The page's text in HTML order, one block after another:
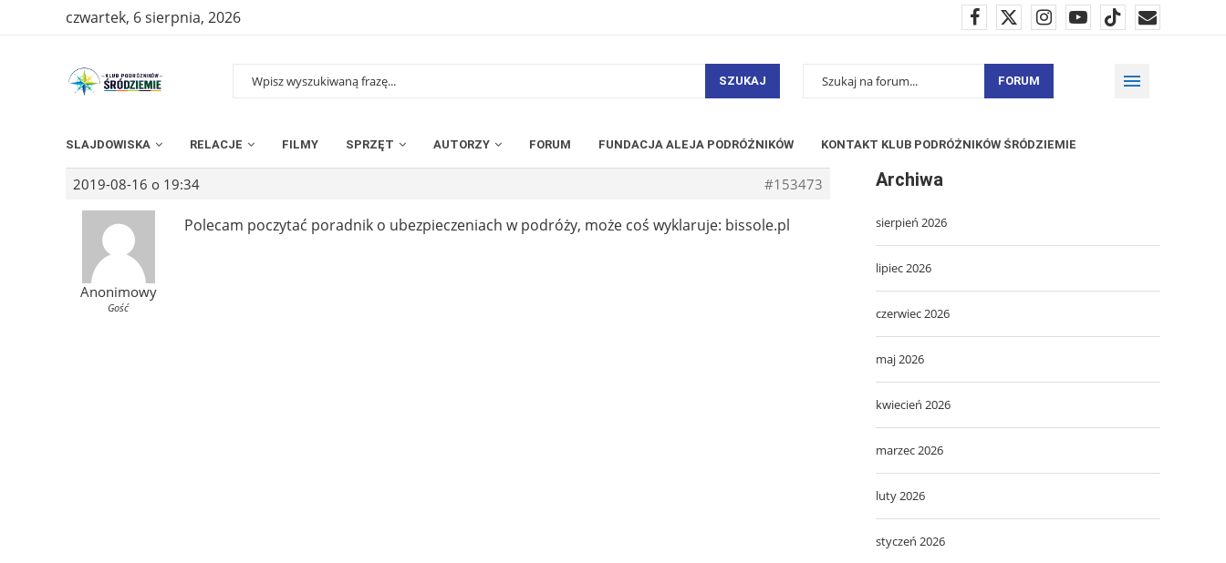
czwartek, 6 sierpnia, 2026
SZUKAJ FORUM
SLAJDOWISKA RELACJE FILMY SPRZĘT AUTORZY FORUM FUNDACJA ALEJA PODRÓŻNIKÓW KONTAKT KLUB PODRÓŻNIKÓW ŚRÓDZIEMIE
2019-08-16 o 19:34 #153473
Anonimowy
Gość
Polecam poczytać poradnik o ubezpieczeniach w podróży, może coś wyklaruje: bissole.pl
Archiwa
sierpień 2026
lipiec 2026
czerwiec 2026
maj 2026
kwiecień 2026
marzec 2026
luty 2026
styczeń 2026